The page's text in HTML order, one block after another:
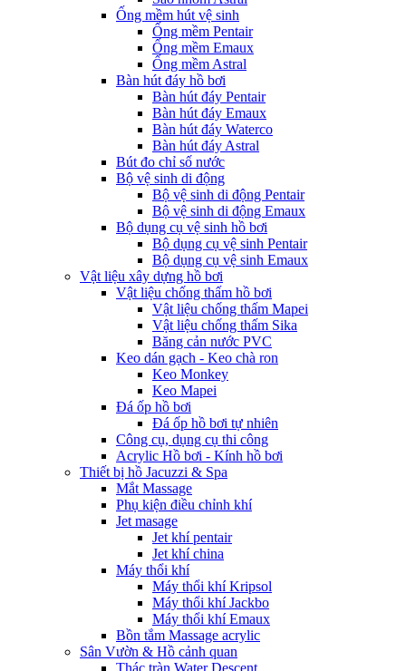
Ống mềm hút vệ sinh
Ống mềm Pentair
Ống mềm Emaux
Ống mềm Astral
Bàn hút đáy hồ bơi
Bàn hút đáy Pentair
Bàn hút đáy Emaux
Bàn hút đáy Waterco
Bàn hút đáy Astral
Bút đo chỉ số nước
Bộ vệ sinh di động
Bộ vệ sinh di động Pentair
Bộ vệ sinh di động Emaux
Bộ dụng cụ vệ sinh hồ bơi
Bộ dụng cụ vệ sinh Pentair
Bộ dụng cụ vệ sinh Emaux
Vật liệu xây dựng hồ bơi
Vật liệu chống thấm hồ bơi
Vật liệu chống thấm Mapei
Vật liệu chống thấm Sika
Băng cản nước PVC
Keo dán gạch - Keo chà ron
Keo Monkey
Keo Mapei
Đá ốp hồ bơi
Đá ốp hồ bơi tự nhiên
Công cụ, dụng cụ thi công
Acrylic Hồ bơi - Kính hồ bơi
Thiết bị hồ Jacuzzi & Spa
Mắt Massage
Phụ kiện điều chỉnh khí
Jet masage
Jet khí pentair
Jet khí china
Máy thổi khí
Máy thổi khí Kripsol
Máy thổi khí Jackbo
Máy thổi khí Emaux
Bồn tắm Massage acrylic
Sân Vườn & Hồ cảnh quan
Thác tràn Water Descent